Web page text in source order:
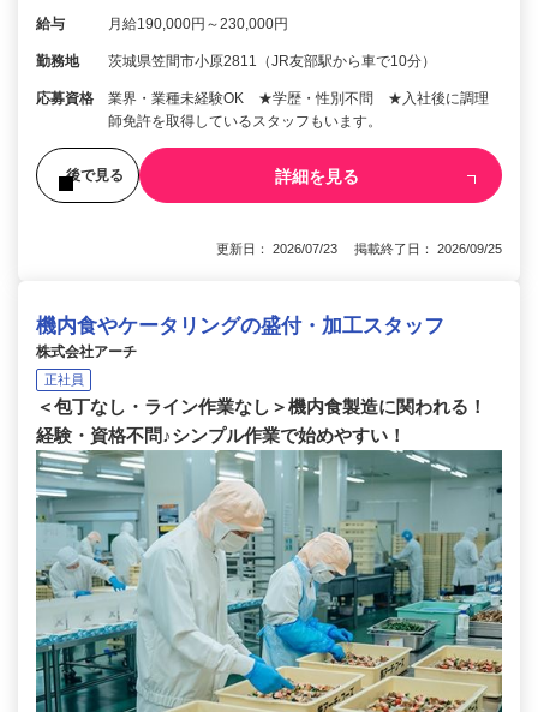
給与 月給190,000円～230,000円
勤務地 茨城県笠間市小原2811（JR友部駅から車で10分）
応募資格
業界・業種未経験OK ★学歴・性別不問 ★入社後に調理
師免許を取得しているスタッフもいます。
後で見る 詳細を見る
更新日： 2026/07/23 掲載終了日： 2026/09/25
機内食やケータリングの盛付・加工スタッフ
株式会社アーチ
正社員
＜包丁なし・ライン作業なし＞機内食製造に関われる！
経験・資格不問♪シンプル作業で始めやすい！